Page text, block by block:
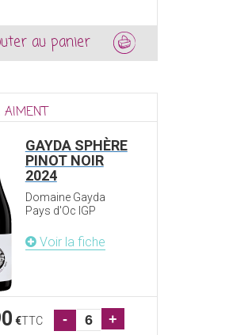
au panier
AIMENT
GAYDA SPHÈRE
PINOT NOIR
2024
Domaine Gayda
Pays d'Oc IGP
Voir la fiche
€TTC - +